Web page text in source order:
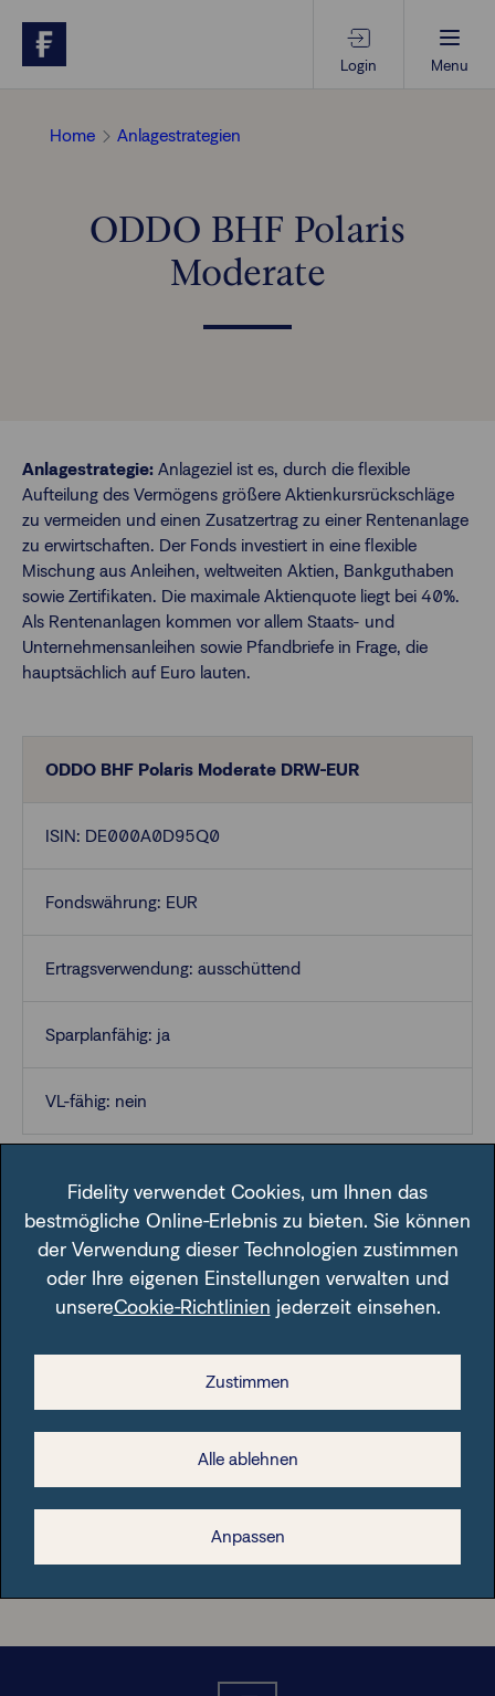
Login Menu
Beratungs-Tools
Anlagestrategien
Finanzberatende
Anlegende
Newsletter
Login
Home Anlagestrategien
ODDO BHF Polaris
Moderate
Anlagestrategie: Anlageziel ist es, durch die flexible
Aufteilung des Vermögens größere Aktienkursrückschläge
zu vermeiden und einen Zusatzertrag zu einer Rentenanlage
zu erwirtschaften. Der Fonds investiert in eine flexible
Mischung aus Anleihen, weltweiten Aktien, Bankguthaben
sowie Zertifikaten. Die maximale Aktienquote liegt bei 40%.
Als Rentenanlagen kommen vor allem Staats- und
Unternehmensanleihen sowie Pfandbriefe in Frage, die
hauptsächlich auf Euro lauten.
ODDO BHF Polaris Moderate DRW-EUR
ISIN: DE000A0D95Q0
Fondswährung: EUR
Ertragsverwendung: ausschüttend
Sparplanfähig: ja
VL-fähig: nein
Im Fondsfinder der FFB unter der angegebenen ISIN.
Nützliche Informationen
Fidelity verwendet Cookies, um Ihnen das
bestmögliche Online-Erlebnis zu bieten. Sie können
der Verwendung dieser Technologien zustimmen
oder Ihre eigenen Einstellungen verwalten und
unsereCookie-Richtlinien jederzeit einsehen.
Zustimmen
Alle ablehnen
Anpassen